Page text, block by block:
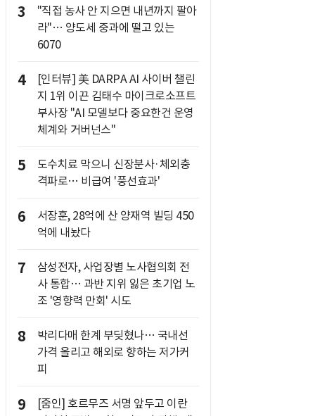
3
"직접 농사 안 지으면 내년까지 팔아
라"… 양도세 중과에 떨고 있는
6070
4
[인터뷰] 美 DARPA AI 사이버 챌린
지 1위 이끈 김태수 마이크로소프트
부사장 "AI 모델보다 중요한건 운영
체계와 거버넌스"
5
도수치료 막으니 신장분사·체외충
격파로… 비급여 '풍선효과'
6
서장훈, 28억에 산 양재역 빌딩 450
억에 내놨다
7
삼성전자, 사업장별 노사협의회 전
사 통합… 과반 지위 잃은 초기업 노
조 '영향력 만회' 시도
8
박리다매 한계 부딪혔나… 국내선
가격 올리고 해외로 향하는 저가커
피
9
[줌인] 호르무즈 서명 앞두고 이란